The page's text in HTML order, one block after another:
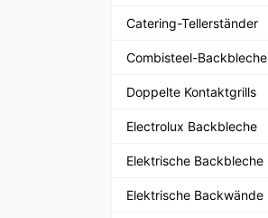
Catering-Tellerständer
Combisteel-Backbleche
Doppelte Kontaktgrills
Electrolux Backbleche
Elektrische Backbleche
Elektrische Backwände